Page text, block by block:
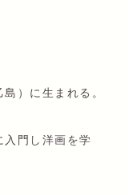
）に生まれる。
入門し洋画を学